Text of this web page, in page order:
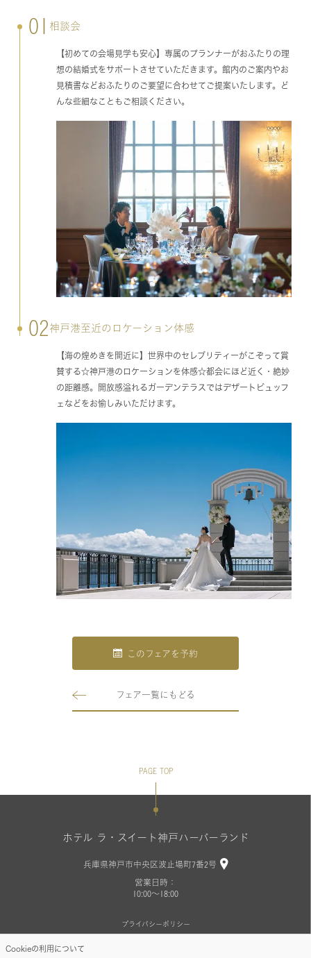
01 相談会
【初めての会場見学も安心】専属のプランナーがおふたりの理
想の結婚式をサポートさせていただきます。館内のご案内やお
見積書などおふたりのご要望に合わせてご提案いたします。ど
んな些細なこともご相談ください。
02 神戸港至近のロケーション体感
【海の煌めきを間近に】世界中のセレブリティーがこぞって賞
賛する☆神戸港のロケーションを体感☆都会にほど近く・絶妙
の距離感。開放感溢れるガーデンテラスではデザートビュッフ
ェなどをお愉しみいただけます。
このフェアを予約
フェア一覧にもどる
Cookieの利用について
PAGE TOP
ホテル ラ・スイート神戸ハーバーランド
兵庫県神戸市中央区波止場町7番2号
営業日時：
10:00～18:00
プライバシーポリシー